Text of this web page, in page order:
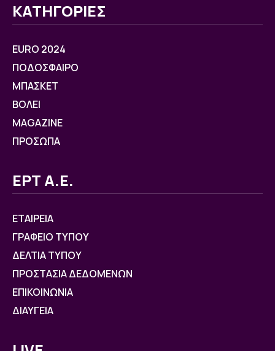
ΚΑΤΗΓΟΡΙΕΣ
EURO 2024
ΠΟΔΟΣΦΑΙΡΟ
ΜΠΑΣΚΕΤ
ΒOΛΕΙ
MAGAZINE
ΠΡΟΣΩΠΑ
ΕΡΤ Α.Ε.
ΕΤΑΙΡΕΙΑ
ΓΡΑΦΕΙΟ ΤΥΠΟΥ
ΔΕΛΤΙΑ ΤΥΠΟΥ
ΠΡΟΣΤΑΣΙΑ ΔΕΔΟΜΕΝΩΝ
ΕΠΙΚΟΙΝΩΝΙΑ
ΔΙΑΥΓΕΙΑ